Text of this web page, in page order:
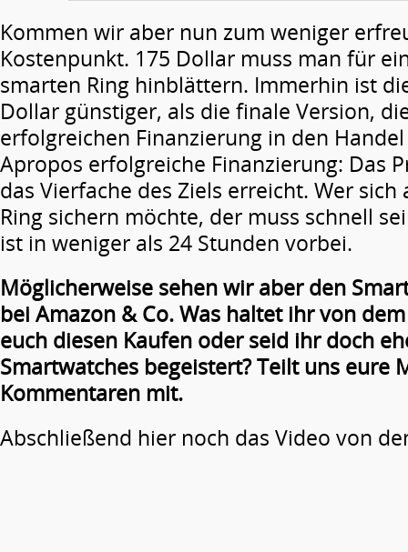
Kommen wir aber nun zum weniger
Kostenpunkt. 175 Dollar muss man für
smarten Ring hinblättern. Immerhin ist
Dollar günstiger, als die finale Version,
erfolgreichen Finanzierung in den
Apropos erfolgreiche Finanzierung: Das
das Vierfache des Ziels erreicht. Wer
Ring sichern möchte, der muss schnell
ist in weniger als 24 Stunden vorbei.
Möglicherweise sehen wir aber den
bei Amazon & Co. Was haltet ihr von
euch diesen Kaufen oder seid ihr doch
Smartwatches begeistert? Teilt uns eure
Kommentaren mit.
Abschließend hier noch das Video von